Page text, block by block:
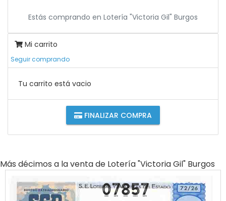
Estás comprando en Lotería "victoria Gil" Burgos
Mi carrito
Seguir comprando
Tu carrito está vacio
FINALIZAR COMPRA
Más décimos a la venta de Lotería "victoria Gil" Burgos
07857